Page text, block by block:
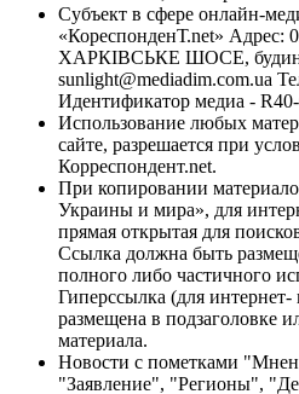
Субъект в сфере онлайн-
«КореспонденТ.net» Адрес:
ХАРКІВСЬКЕ ШОСЕ,
sunlight@mediadim.com.ua
Идентификатор медиа -
Использование любых
сайте, разрешается при
Корреспондент.net.
При копировании
Украины и мира», для
прямая открытая для
Ссылка должна быть
полного либо частичного
Гиперссылка (для
размещена в подзаголовке
материала.
Новости с пометками
"Заявление", "Регионы",